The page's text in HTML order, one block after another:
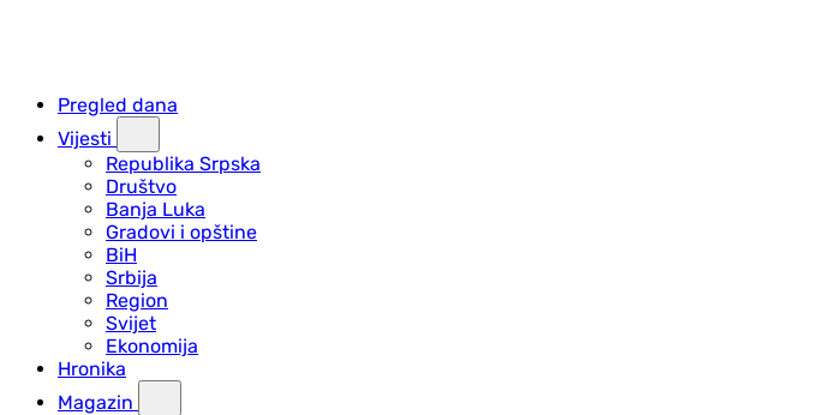
Pregled dana
Vijesti
Republika Srpska
Društvo
Banja Luka
Gradovi i opštine
BiH
Srbija
Region
Svijet
Ekonomija
Hronika
Magazin